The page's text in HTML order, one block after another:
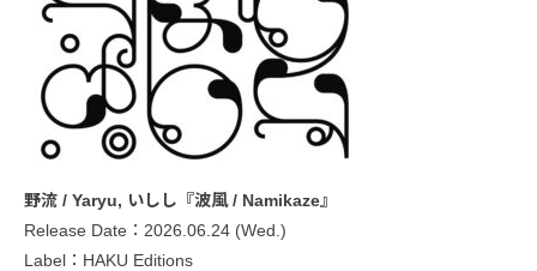
野流 / Yaryu, いしし『波風 / Namikaze』
Release Date：2026.06.24 (Wed.)
Label：HAKU Editions